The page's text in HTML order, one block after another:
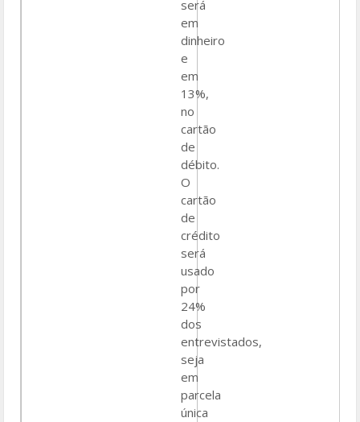
será
em
dinheiro
e
em
13%,
no
cartão
de
débito.
O
cartão
de
crédito
será
usado
por
24%
dos
entrevistados,
seja
em
parcela
única